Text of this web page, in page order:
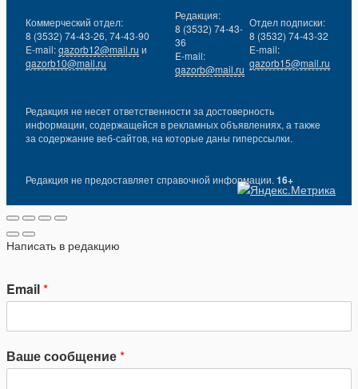
Коммерческий отдел:
8 (3532) 74-43-26, 74-43-90
E-mail:gazorb12@mail.ru и
gazorb10@mail.ru
Редакция:
8 (3532) 74-43-
36
E-mail:
gazorb@mail.ru
Отдел подписки:
8 (3532) 74-43-32
E-mail:
gazorb15@mail.ru
Редакция не несет ответственности за достоверность
информации, содержащейся в рекламных объявлениях, а также
за содержание веб-сайтов, на которые даны гиперссылки.
Редакция не предоставляет справочной информации. 16+
Написать в редакцию
Email*
Ваше сообщение*